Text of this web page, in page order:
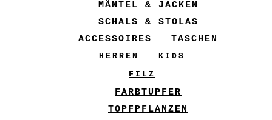
MÄNTEL & JACKEN
SCHALS & STOLAS
ACCESSOIRES
TASCHEN
HERREN
KIDS
FILZ
FARBTUPFER
TOPFPFLANZEN